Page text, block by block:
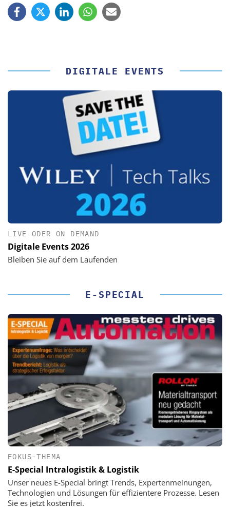
DIGITALE EVENTS
LIVE ODER ON DEMAND
Digitale Events 2026
Bleiben Sie auf dem Laufenden
E-SPECIAL
FOKUS-THEMA
E-Special Intralogistik & Logistik
Unser neues E-Special bringt Trends, Expertenmeinungen,
Technologien und Lösungen für effizientere Prozesse. Lesen
Sie es jetzt kostenfrei.